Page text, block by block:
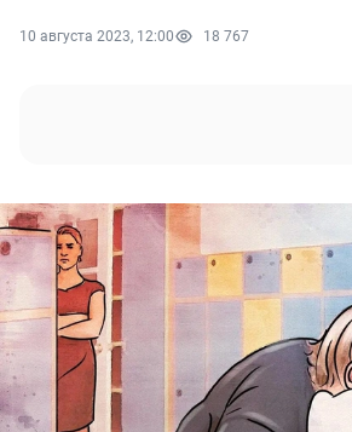
10 августа 2023, 12:00 18 767